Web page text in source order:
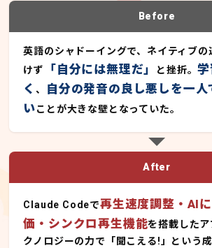
Before
英語のシャドーイングで、ネイティブの
けず
「自分には無理だ」 と挫折。
く、
自分の発音の良し悪しを一人
いことが大きな壁となっていた。
After
Claude Codeで再生速度調整・AI
価・シンクロ再生機能を搭載した
クノロジーの力で「聞こえる!」という